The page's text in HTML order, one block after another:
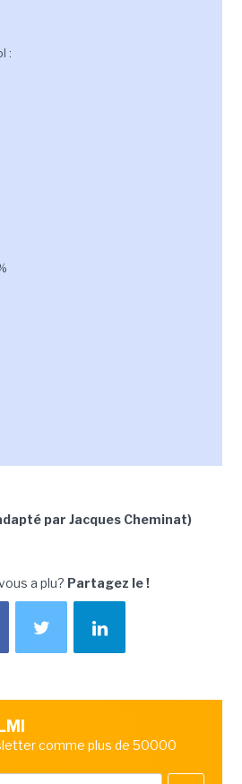
:
par Jacques Cheminat)
a plu? Partagez le !
comme plus de 50000